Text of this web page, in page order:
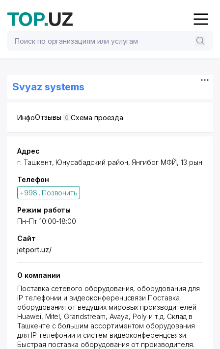
Svyaz systems
ИнфоОтзывы 0 Схема проезда
Адрес
г. Ташкент, Юнусабадский район, Янгибог МФЙ, 13 рын
Телефон
+998...Позвонить
Режим работы
Пн-Пт 10:00-18:00
Сайт
jetport.uz/
О компании
Поставка сетевого оборудования, оборудования для
IP телефонии и видеоконференцсвязи Поставка
оборудования от ведущих мировых производителей
Huawei, Mitel, Grandstream, Avaya, Poly и т.д. Склад в
Ташкенте с большим ассортиментом оборудования
для IP телефонии и систем видеоконференцсвязи.
Быстрая поставка оборудования от производителя.